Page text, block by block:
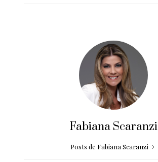
Fabiana Scaranzi
Posts de Fabiana Scaranzi